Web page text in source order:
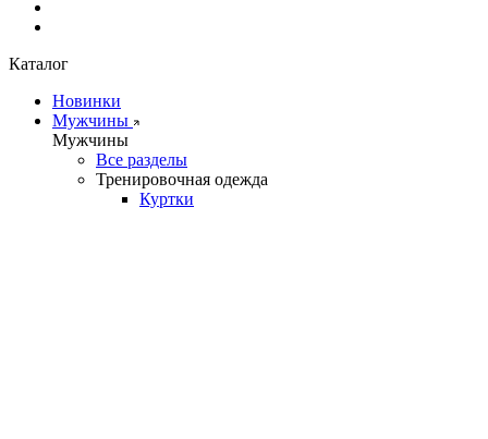
Каталог
Новинки
Мужчины
Мужчины
Все разделы
Тренировочная одежда
Куртки